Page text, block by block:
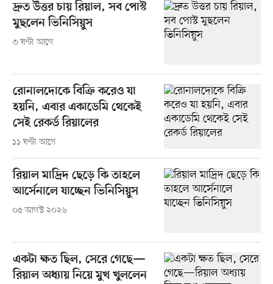
দ্রুত উত্তর চায় রিয়াল, সব পোস্ট
মুছলেন ভিনিসিয়ুস
৩ ঘণ্টা আগে
রোনালদোকে বিক্রি করেও যা
হয়নি, এবার একাডেমি থেকেই
সেই রেকর্ড রিয়ালের
১১ ঘণ্টা আগে
রিয়াল মাদ্রিদ ছেড়ে কি তাহলে
আর্সেনালে যাচ্ছেন ভিনিসিয়ুস
০৫ আগস্ট ২০২৬
একটা ক্ষত ছিল, সেরে গেছে—
রিয়াল অধ্যায় নিয়ে মুখ খুললেন